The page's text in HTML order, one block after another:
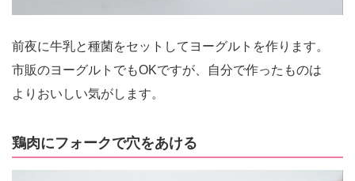
前夜に牛乳と種菌をセットしてヨーグルトを作ります。
市販のヨーグルトでもOKですが、自分で作ったものは
よりおいしい気がします。
鶏肉にフォークで穴をあける